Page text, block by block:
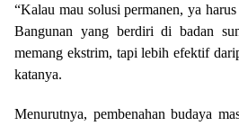
“Kalau mau solusi permanen, ya
Bangunan yang berdiri di badan
memang ekstrim, tapi lebih efektif
katanya.
Menurutnya, pembenahan budaya